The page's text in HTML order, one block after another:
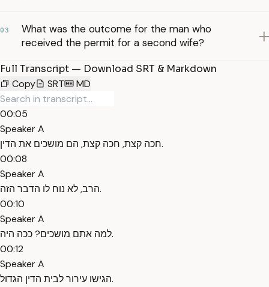
03
What was the outcome for the man who
received the permit for a second wife?
Full Transcript — Download SRT & Markdown
Copy
SRT MD
00:05
Speaker A
חכה קצת, חכה קצת, הם מושכים את הדין.
00:08
Speaker A
הרב, לא נוח לו הדבר הזה.
00:10
Speaker A
למה אתם מושכים? ככה היה.
00:12
Speaker A
הגישו עירור לבית הדין הגדול.